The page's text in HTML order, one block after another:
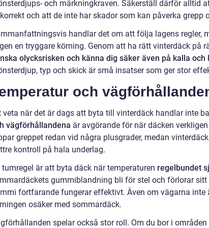
och märkningkraven. Säkerställ därför alltid
och att de inte har skador som kan påverka grepp
handlar det om att följa lagens regler,
en tryggare körning. Genom att ha rätt vinterdäck på
olycksrisken och känna dig säker även på kalla och
typ och skick är små insatser som ger stor
och
veta när det är dags att byta till vinterdäck handlar inte
vägförhållandena är avgörande för när däcken
greppet redan vid några plusgrader, medan
kontroll på hala underlag.
tumregel är att byta däck när temperaturen regelbundet
gummiblandning bli för stel och förlorar
fortfarande fungerar effektivt. Även om vägarna
osäker med sommardäck.
spelar också stor roll. Om du bor i